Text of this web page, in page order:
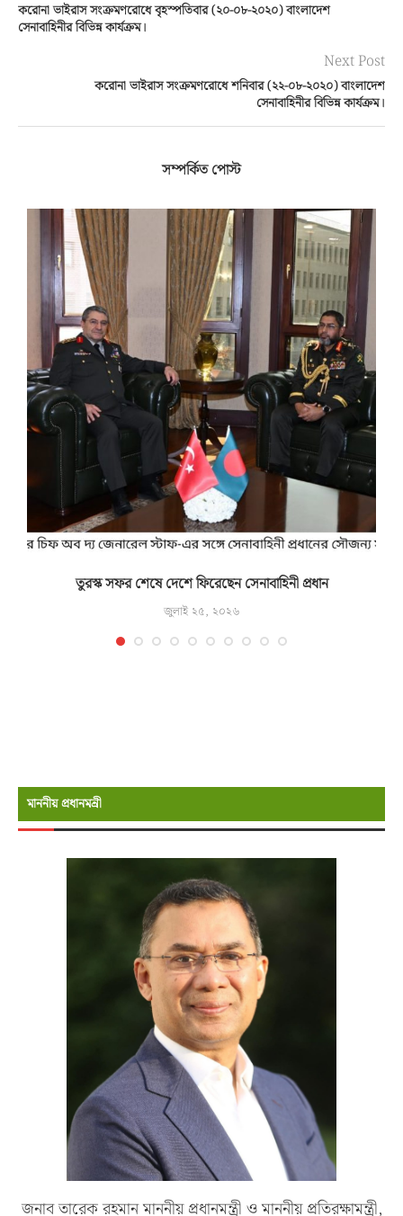
করোনা ভাইরাস সংক্রমণরোধে বৃহস্পতিবার (২০-০৮-২০২০) বাংলাদেশ
সেনাবাহিনীর বিভিন্ন কার্যক্রম।
Next Post
করোনা ভাইরাস সংক্রমণরোধে শনিবার (২২-০৮-২০২০) বাংলাদেশ
সেনাবাহিনীর বিভিন্ন কার্যক্রম।
সম্পর্কিত পোস্ট
তুরস্ক সফর শেষে দেশে ফিরেছেন সেনাবাহিনী প্রধান
জুলাই ২৫, ২০২৬
মাননীয় প্রধানমন্রী
জনাব তারেক রহমান মাননীয় প্রধানমন্ত্রী ও মাননীয় প্রতিরক্ষামন্ত্রী,